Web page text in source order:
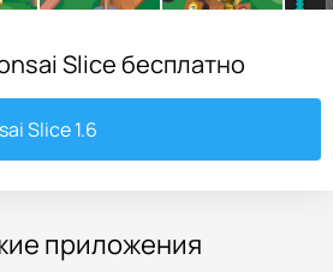
Slice бесплатно
Slice 1.6
приложения